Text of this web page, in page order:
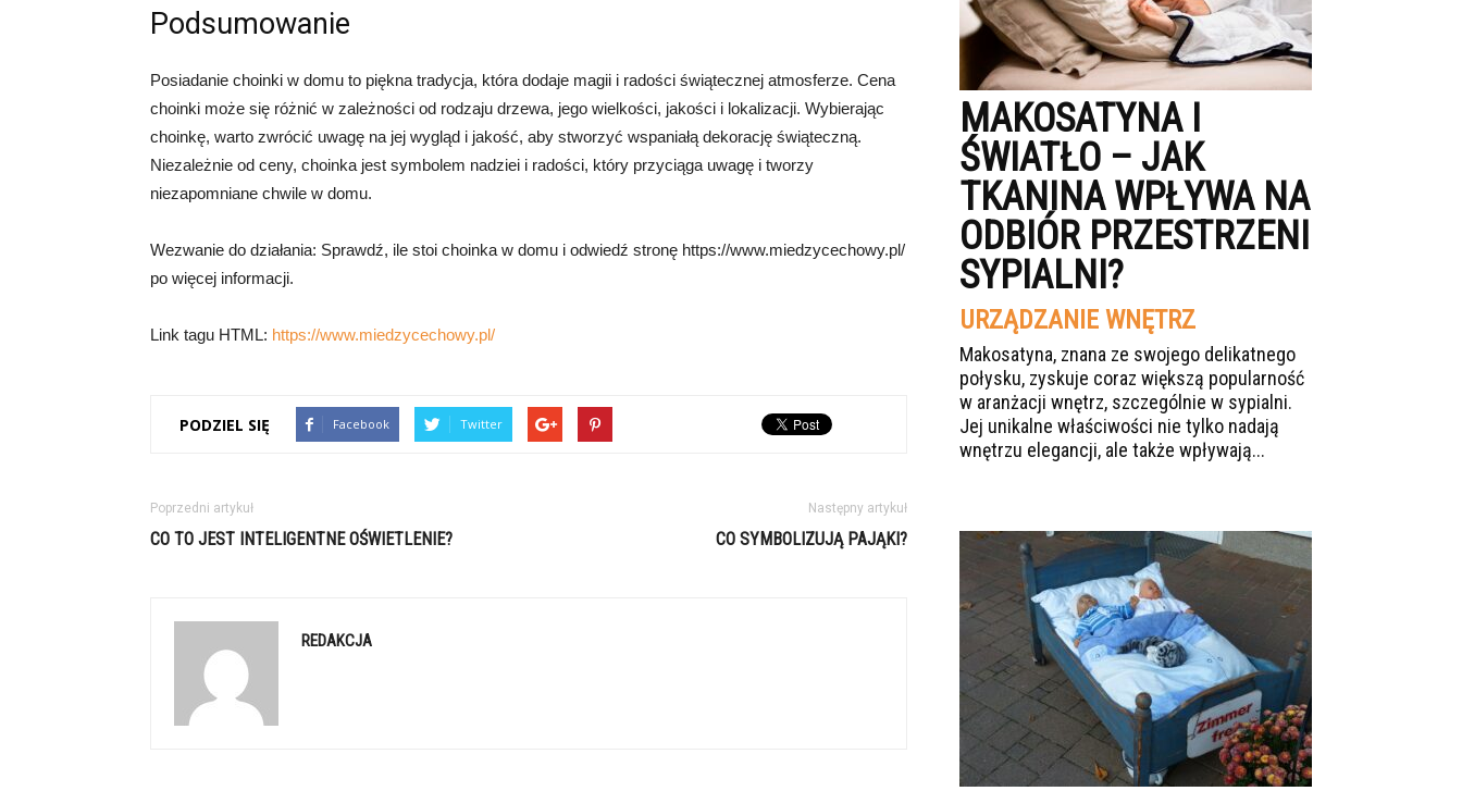
Podsumowanie
Posiadanie choinki w domu to piękna tradycja, która dodaje magii i radości świątecznej atmosferze. Cena
choinki może się różnić w zależności od rodzaju drzewa, jego wielkości, jakości i lokalizacji. Wybierając
choinkę, warto zwrócić uwagę na jej wygląd i jakość, aby stworzyć wspaniałą dekorację świąteczną.
Niezależnie od ceny, choinka jest symbolem nadziei i radości, który przyciąga uwagę i tworzy
niezapomniane chwile w domu.
Wezwanie do działania: Sprawdź, ile stoi choinka w domu i odwiedź stronę https://www.miedzycechowy.pl/
po więcej informacji.
Link tagu HTML: https://www.miedzycechowy.pl/
PODZIEL SIĘ Facebook Twitter
Poprzedni artykuł
CO TO JEST INTELIGENTNE OŚWIETLENIE?
Następny artykuł
CO SYMBOLIZUJĄ PAJĄKI?
REDAKCJA
MAKOSATYNA I
ŚWIATŁO – JAK
TKANINA WPŁYWA NA
ODBIÓR PRZESTRZENI
SYPIALNI?
URZĄDZANIE WNĘTRZ
Makosatyna, znana ze swojego delikatnego
połysku, zyskuje coraz większą popularność
w aranżacji wnętrz, szczególnie w sypialni.
Jej unikalne właściwości nie tylko nadają
wnętrzu elegancji, ale także wpływają...